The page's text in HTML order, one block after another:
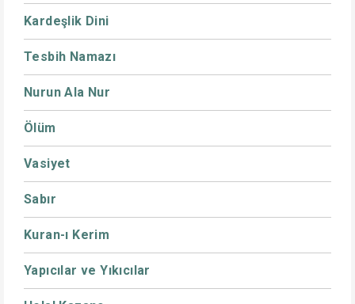
Kardeşlik Dini
Tesbih Namazı
Nurun Ala Nur
Ölüm
Vasiyet
Sabır
Kuran-ı Kerim
Yapıcılar ve Yıkıcılar